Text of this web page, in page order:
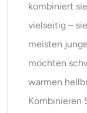
kombiniert
vielseitig –
meisten
möchten
warmen
Kombinieren